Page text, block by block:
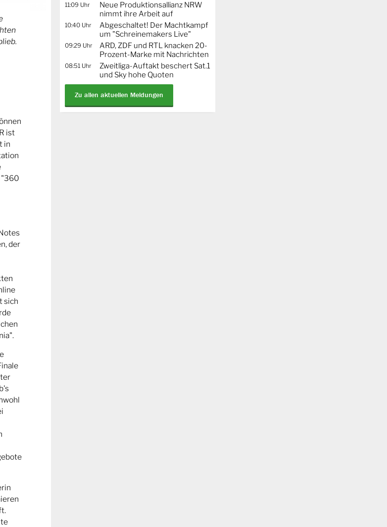
ist
in
"360
der
sich
11:09 Uhr
Neue Produktionsallianz NRW
nimmt ihre Arbeit auf
10:40 Uhr
Abgeschaltet! Der Machtkampf
um "Schreinemakers Live"
09:29 Uhr
ARD, ZDF und RTL knacken 20-
Prozent-Marke mit Nachrichten
08:51 Uhr
Zweitliga-Auftakt beschert Sat.1
und Sky hohe Quoten
Zu allen aktuellen Meldungen